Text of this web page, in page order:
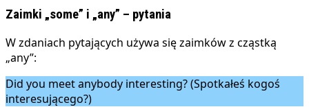
Zaimki „some” i „any” – pytania
W zdaniach pytających używa się zaimków z cząstką
„any”:
Did you meet anybody interesting? (Spotkałeś kogoś
interesującego?)